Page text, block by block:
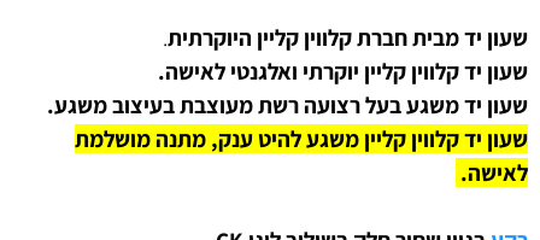
שעון יד מבית חברת קלווין קליין היוקרתית.
שעון יד קלווין קליין יוקרתי ואלגנטי לאישה.
שעון יד משגע בעל רצועה רשת מעוצבת בעיצוב משגע.
שעון יד קלווין קליין משגע להיט ענק, מתנה מושלמת
לאישה.